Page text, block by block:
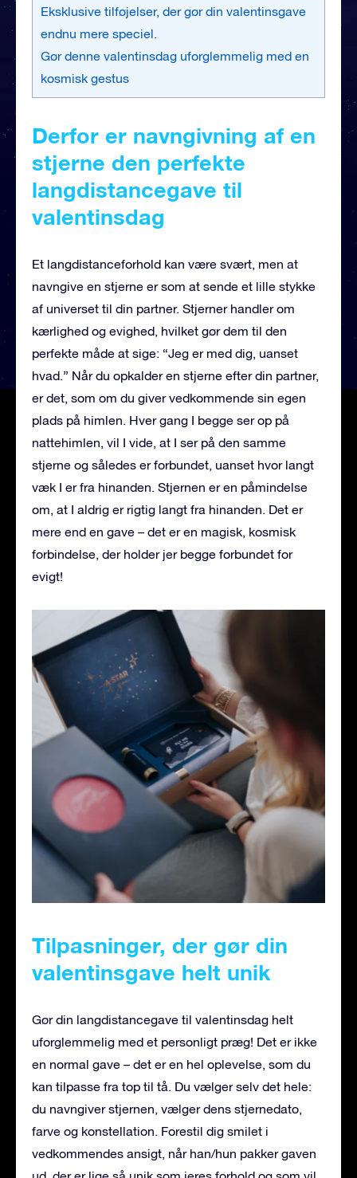
Eksklusive tilføjelser, der gør din valentinsgave
endnu mere speciel.
Gør denne valentinsdag uforglemmelig med en
kosmisk gestus
Derfor er navngivning af en
stjerne den perfekte
langdistancegave til
valentinsdag
Et langdistanceforhold kan være svært, men at
navngive en stjerne er som at sende et lille stykke
af universet til din partner. Stjerner handler om
kærlighed og evighed, hvilket gør dem til den
perfekte måde at sige: “Jeg er med dig, uanset
hvad.” Når du opkalder en stjerne efter din partner,
er det, som om du giver vedkommende sin egen
plads på himlen. Hver gang I begge ser op på
nattehimlen, vil I vide, at I ser på den samme
stjerne og således er forbundet, uanset hvor langt
væk I er fra hinanden. Stjernen er en påmindelse
om, at I aldrig er rigtig langt fra hinanden. Det er
mere end en gave – det er en magisk, kosmisk
forbindelse, der holder jer begge forbundet for
evigt!
Tilpasninger, der gør din
valentinsgave helt unik
Gør din langdistancegave til valentinsdag helt
uforglemmelig med et personligt præg! Det er ikke
en normal gave – det er en hel oplevelse, som du
kan tilpasse fra top til tå. Du vælger selv det hele:
du navngiver stjernen, vælger dens stjernedato,
farve og konstellation. Forestil dig smilet i
vedkommendes ansigt, når han/hun pakker gaven